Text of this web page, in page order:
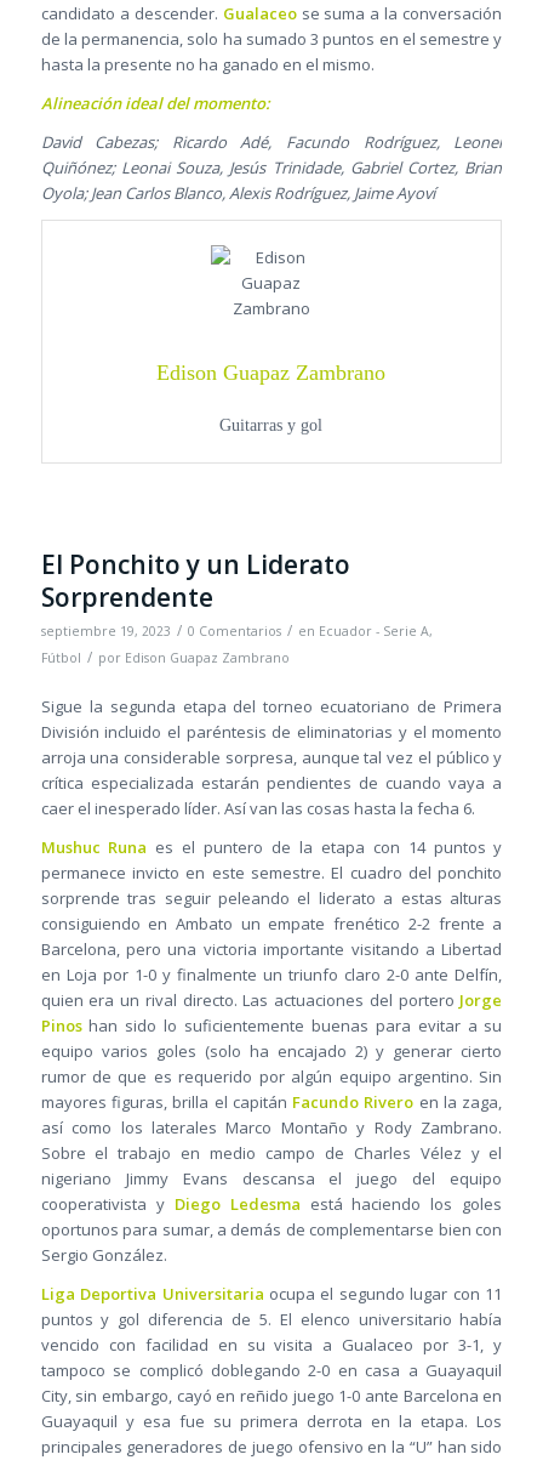
candidato a descender. Gualaceose suma a la conversación
de la permanencia, solo ha sumado 3 puntos en el semestre y
hasta la presente no ha ganado en el mismo.
Alineación ideal del momento:
David Cabezas; Ricardo Adé, Facundo Rodríguez, Leonel
Quiñónez; Leonai Souza, Jesús Trinidade, Gabriel Cortez, Brian
Oyola; Jean Carlos Blanco, Alexis Rodríguez, Jaime Ayoví
Edison Guapaz Zambrano
Guitarras y gol
El Ponchito y un Liderato
Sorprendente
septiembre 19, 2023 / 0 Comentarios / en Ecuador - Serie A,
Fútbol / por Edison Guapaz Zambrano
Sigue la segunda etapa del torneo ecuatoriano de Primera
División incluido el paréntesis de eliminatorias y el momento
arroja una considerable sorpresa, aunque tal vez el público y
crítica especializada estarán pendientes de cuando vaya a
caer el inesperado líder. Así van las cosas hasta la fecha 6.
Mushuc Runa es el puntero de la etapa con 14 puntos y
permanece invicto en este semestre. El cuadro del ponchito
sorprende tras seguir peleando el liderato a estas alturas
consiguiendo en Ambato un empate frenético 2-2 frente a
Barcelona, pero una victoria importante visitando a Libertad
en Loja por 1-0 y finalmente un triunfo claro 2-0 ante Delfín,
quien era un rival directo. Las actuaciones del portero Jorge
Pinoshan sido lo suficientemente buenas para evitar a su
equipo varios goles (solo ha encajado 2) y generar cierto
rumor de que es requerido por algún equipo argentino. Sin
mayores figuras, brilla el capitán Facundo Rivero en la zaga,
así como los laterales Marco Montaño y Rody Zambrano.
Sobre el trabajo en medio campo de Charles Vélez y el
nigeriano Jimmy Evans descansa el juego del equipo
cooperativista y Diego Ledesma está haciendo los goles
oportunos para sumar, a demás de complementarse bien con
Sergio González.
Liga Deportiva Universitaria ocupa el segundo lugar con 11
puntos y gol diferencia de 5. El elenco universitario había
vencido con facilidad en su visita a Gualaceo por 3-1, y
tampoco se complicó doblegando 2-0 en casa a Guayaquil
City, sin embargo, cayó en reñido juego 1-0 ante Barcelona en
Guayaquil y esa fue su primera derrota en la etapa. Los
principales generadores de juego ofensivo en la “U” han sido